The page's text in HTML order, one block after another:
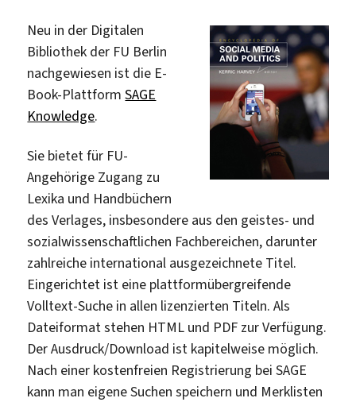
Neu in der Digitalen
Bibliothek der FU Berlin
nachgewiesen ist die E-
Book-PlattformSAGE
Knowledge.
Sie bietet für FU-
Angehörige Zugang zu
Lexika und Handbüchern
des Verlages, insbesondere aus den geistes- und
sozialwissenschaftlichen Fachbereichen, darunter
zahlreiche international ausgezeichnete Titel.
Eingerichtet ist eine plattformübergreifende
Volltext-Suche in allen lizenzierten Titeln. Als
Dateiformat stehen HTML und PDF zur Verfügung.
Der Ausdruck/Download ist kapitelweise möglich.
Nach einer kostenfreien Registrierung bei SAGE
kann man eigene Suchen speichern und Merklisten